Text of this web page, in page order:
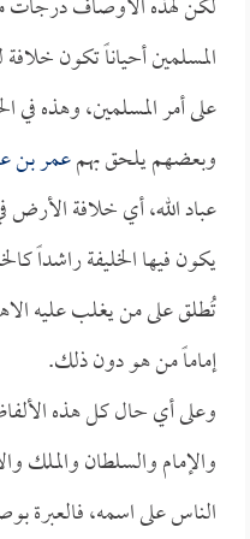
المسلمين أحياناً تكون
على أمر المسلمين، وهذه في
وبعضهم يلحق بهمعمر بن
عباد الله، أي خلافة الأرض
يكون فيها الخليفة راشداً
تُطلق على من يغلب عليه
إماماً من هو دون ذلك.
وعلى أي حال كل هذه
والإمام والسلطان والملك
الناس على اسمه، فالعبرة